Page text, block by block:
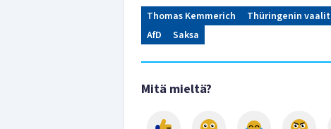
Thomas Kemmerich Thüringenin vaalit
AfD
Saksa
Mitä mieltä?